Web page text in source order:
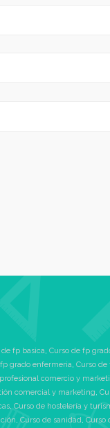
de fp basica, Curso de fp
grado enfermeria, Curso
comercio y
comercial y marketing,
,Curso de hostelería y
,Curso de sanidad, Curso